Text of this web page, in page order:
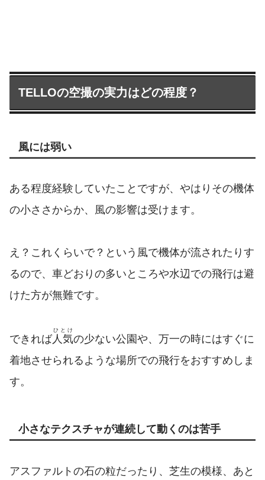
TELLOの空撮の実力はどの程度？
風には弱い
ある程度経験していたことですが、やはりその機体
の小ささからか、風の影響は受けます。
え？これくらいで？という風で機体が流されたりす
るので、車どおりの多いところや水辺での飛行は避
けた方が無難です。
できれば人気
ひとけ
の少ない公園や、万一の時にはすぐに
着地させられるような場所での飛行をおすすめしま
す。
小さなテクスチャが連続して動くのは苦手
アスファルトの石の粒だったり、芝生の模様、あと